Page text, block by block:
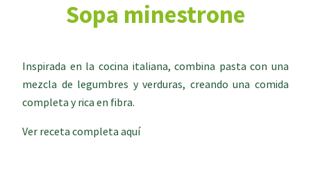
Sopa minestrone
Inspirada en la cocina italiana, combina pasta con una
mezcla de legumbres y verduras, creando una comida
completa y rica en fibra.
Ver receta completa aquí